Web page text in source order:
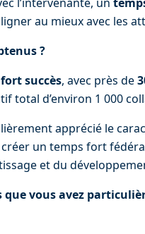
au mieux avec les
?
fort succès, avec près de
total d’environ 1 000
apprécié le
créer un temps fort
et du
vous avez